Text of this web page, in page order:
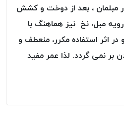
مبلمان ، بعد از دوخت و کشش
مبل، نخ نیز هماهنگ با
در اثر استفاده مکرر، منعطف و
بر نمی گردد. لذا عمر مفید